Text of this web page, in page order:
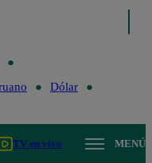
Dólar
TV en vivo MENÚ